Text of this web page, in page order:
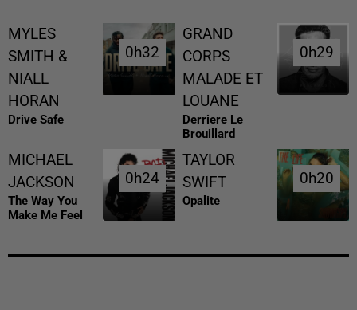
MYLES
SMITH &
NIALL
HORAN
Drive Safe
0h32
0h32
GRAND
CORPS
MALADE ET
LOUANE
Derriere Le
Brouillard
0h29
0h29
MICHAEL
JACKSON
The Way You
Make Me Feel
0h24
0h24
TAYLOR
SWIFT
Opalite
0h20
0h20